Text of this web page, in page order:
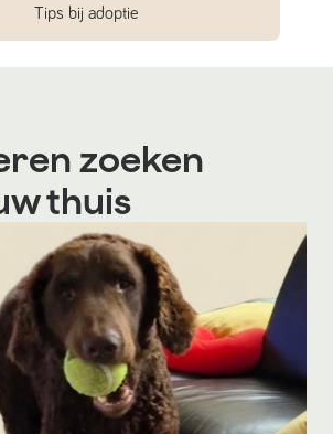
Tips bij adoptie
zoeken
thuis